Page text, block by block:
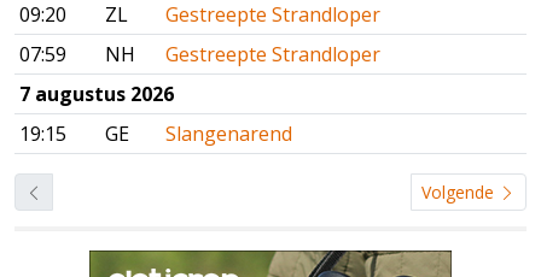
09:20
ZL
Gestreepte Strandloper
07:59
NH
Gestreepte Strandloper
7 augustus 2026
19:15
GE Slangenarend
Volgende